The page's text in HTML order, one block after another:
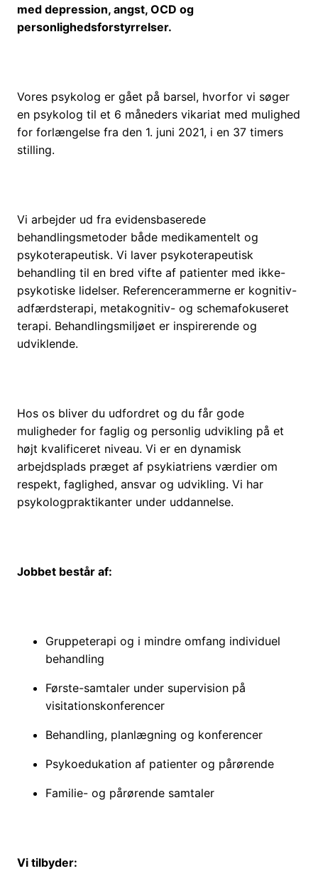
med depression, angst, OCD og
personlighedsforstyrrelser.
Vores psykolog er gået på barsel, hvorfor vi søger
en psykolog til et 6 måneders vikariat med mulighed
for forlængelse fra den 1. juni 2021, i en 37 timers
stilling.
Vi arbejder ud fra evidensbaserede
behandlingsmetoder både medikamentelt og
psykoterapeutisk. Vi laver psykoterapeutisk
behandling til en bred vifte af patienter med ikke-
psykotiske lidelser. Referencerammerne er kognitiv-
adfærdsterapi, metakognitiv- og schemafokuseret
terapi. Behandlingsmiljøet er inspirerende og
udviklende.
Hos os bliver du udfordret og du får gode
muligheder for faglig og personlig udvikling på et
højt kvalificeret niveau. Vi er en dynamisk
arbejdsplads præget af psykiatriens værdier om
respekt, faglighed, ansvar og udvikling. Vi har
psykologpraktikanter under uddannelse.
Jobbet består af:
Gruppeterapi og i mindre omfang individuel
behandling
Første-samtaler under supervision på
visitationskonferencer
Behandling, planlægning og konferencer
Psykoedukation af patienter og pårørende
Familie- og pårørende samtaler
Vi tilbyder: